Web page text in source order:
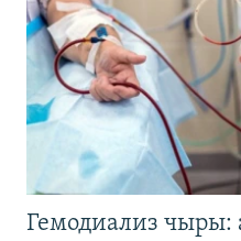
Гемодиализ чыры: